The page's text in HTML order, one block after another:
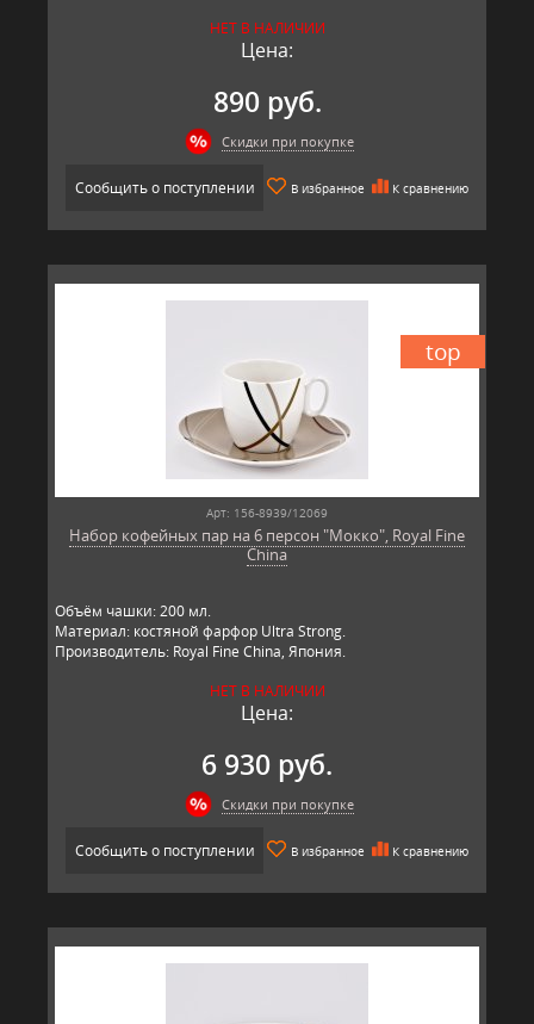
НЕТ В НАЛИЧИИ
Цена:
890 руб.
Скидки при покупке
Сообщить о поступлении В избранное К сравнению
top
Арт: 156-8939/12069
Набор кофейных пар на 6 персон "Мокко", Royal Fine
China
Объём чашки: 200 мл.
Материал: костяной фарфор Ultra Strong.
Производитель: Royal Fine China, Япония.
НЕТ В НАЛИЧИИ
Цена:
6 930 руб.
Скидки при покупке
Сообщить о поступлении В избранное К сравнению